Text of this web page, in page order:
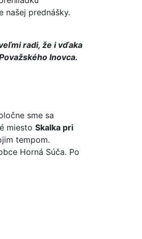
našej prednášky.
radi, že i vďaka
Inovca.
sme sa
miesto Skalka pri
tempom.
Horná Súča. Po